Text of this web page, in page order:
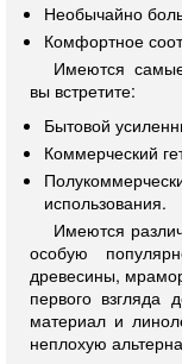
Необычайно
Комфортное
Имеются
вы встретите:
Бытовой
Коммерческий
использования.
Имеются
особую
древесины,
первого взгляда
материал и
неплохую